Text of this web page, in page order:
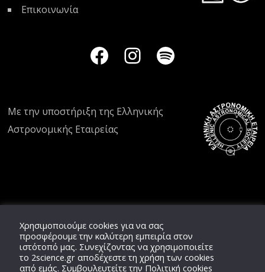
Επικοινωνία
Με την υποστήριξη της Ελληνικής
Αστρονομικής Εταιρείας
Χρησιμοποιούμε cookies για να σας
προσφέρουμε την καλύτερη εμπειρία στον
ιστότοπό μας. Συνεχίζοντας να χρησιμοποιείτε
το 2science.grαποδέχεστε τη χρήση των cookies
από εμάς. Συμβουλευτείτε την Πολιτική cookies